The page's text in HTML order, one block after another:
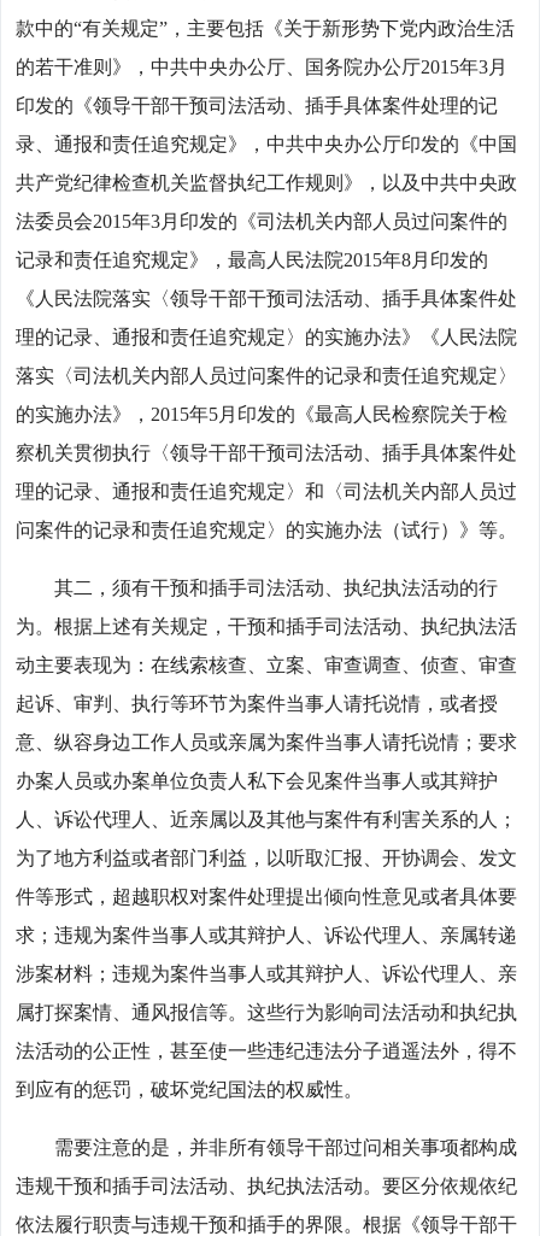
款中的“有关规定”，主要包括《关于新形势下党内政治生活
的若干准则》，中共中央办公厅、国务院办公厅2015年3月
印发的《领导干部干预司法活动、插手具体案件处理的记
录、通报和责任追究规定》，中共中央办公厅印发的《中国
共产党纪律检查机关监督执纪工作规则》，以及中共中央政
法委员会2015年3月印发的《司法机关内部人员过问案件的
记录和责任追究规定》，最高人民法院2015年8月印发的
《人民法院落实〈领导干部干预司法活动、插手具体案件处
理的记录、通报和责任追究规定〉的实施办法》《人民法院
落实〈司法机关内部人员过问案件的记录和责任追究规定〉
的实施办法》，2015年5月印发的《最高人民检察院关于检
察机关贯彻执行〈领导干部干预司法活动、插手具体案件处
理的记录、通报和责任追究规定〉和〈司法机关内部人员过
问案件的记录和责任追究规定〉的实施办法（试行）》等。
其二，须有干预和插手司法活动、执纪执法活动的行
为。根据上述有关规定，干预和插手司法活动、执纪执法活
动主要表现为：在线索核查、立案、审查调查、侦查、审查
起诉、审判、执行等环节为案件当事人请托说情，或者授
意、纵容身边工作人员或亲属为案件当事人请托说情；要求
办案人员或办案单位负责人私下会见案件当事人或其辩护
人、诉讼代理人、近亲属以及其他与案件有利害关系的人；
为了地方利益或者部门利益，以听取汇报、开协调会、发文
件等形式，超越职权对案件处理提出倾向性意见或者具体要
求；违规为案件当事人或其辩护人、诉讼代理人、亲属转递
涉案材料；违规为案件当事人或其辩护人、诉讼代理人、亲
属打探案情、通风报信等。这些行为影响司法活动和执纪执
法活动的公正性，甚至使一些违纪违法分子逍遥法外，得不
到应有的惩罚，破坏党纪国法的权威性。
需要注意的是，并非所有领导干部过问相关事项都构成
违规干预和插手司法活动、执纪执法活动。要区分依规依纪
依法履行职责与违规干预和插手的界限。根据《领导干部干